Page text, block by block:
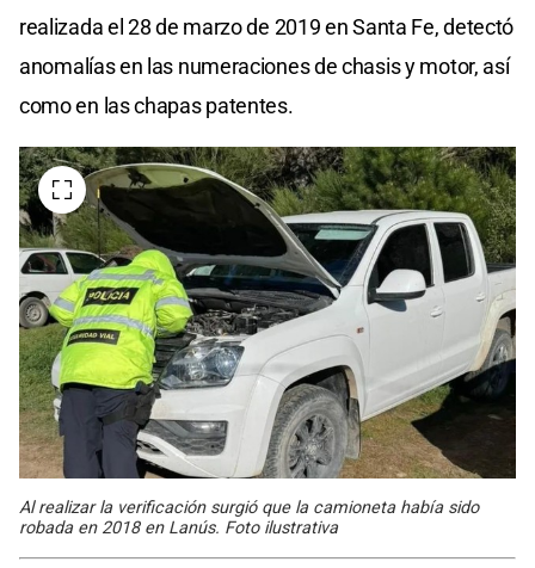
realizada el 28 de marzo de 2019 en Santa Fe, detectó
anomalías en las numeraciones de chasis y motor, así
como en las chapas patentes.
Al realizar la verificación surgió que la camioneta había sido
robada en 2018 en Lanús. Foto ilustrativa